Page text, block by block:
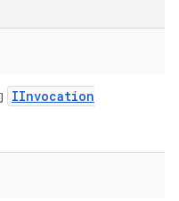
IInvocation